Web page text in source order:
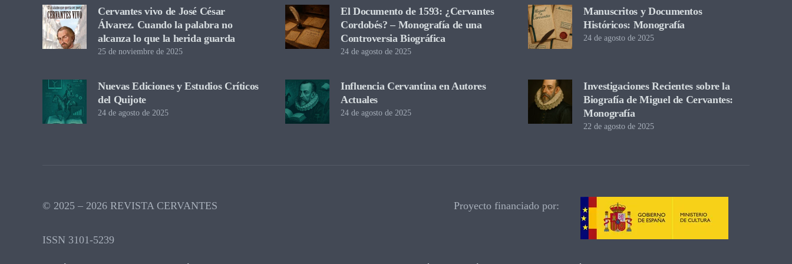
Cervantes vivo de José César
Álvarez. Cuando la palabra no
alcanza lo que la herida guarda
25 de noviembre de 2025
El Documento de 1593: ¿Cervantes
Cordobés? – Monografía de una
Controversia Biográfica
24 de agosto de 2025
Manuscritos y Documentos
Históricos: Monografía
24 de agosto de 2025
Nuevas Ediciones y Estudios Críticos
del Quijote
24 de agosto de 2025
Influencia Cervantina en Autores
Actuales
24 de agosto de 2025
Investigaciones Recientes sobre la
Biografía de Miguel de Cervantes:
Monografía
22 de agosto de 2025
© 2025 – 2026 REVISTA CERVANTES
ISSN 3101-5239
Proyecto financiado por: